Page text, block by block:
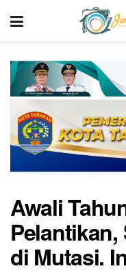
Awali
Pelantikan,
di Mutasi.